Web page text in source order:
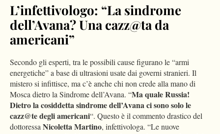
L’infettivologo: “La sindrome
dell’Avana? Una cazz@ta da
americani”
Secondo gli esperti, tra le possibili cause figurano le “armi
energetiche” a base di ultrasioni usate dai governi stranieri. Il
mistero si infittisce, ma c’è anche chi non crede alla mano di
Mosca dietro la Sindrome dell’Avana. “Ma quale Russia!
Dietro la cosiddetta sindrome dell’Avana ci sono solo le
cazz@te degli americani“. Questo è il commento drastico del
dottoressaNicoletta Martino, infettivologa. “Le nuove